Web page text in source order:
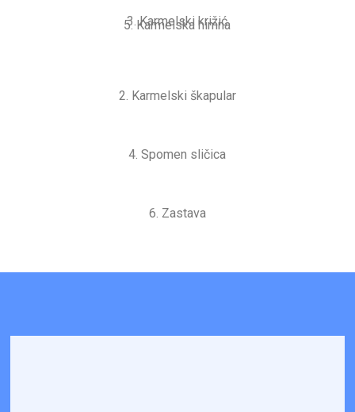
3. Karmelski križić
2. Karmelski škapular
4. Spomen sličica
6. Zastava
5. Karmelska himna